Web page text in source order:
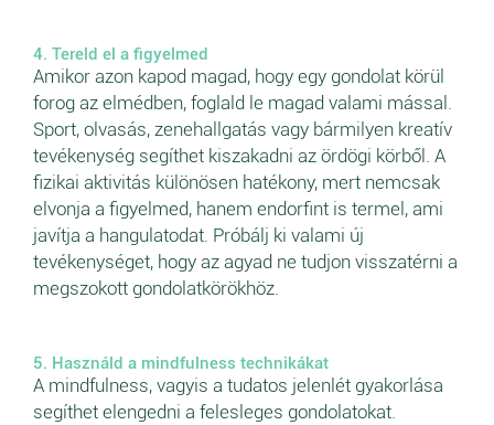
4. Tereld el a figyelmed
Amikor azon kapod magad, hogy egy gondolat körül
forog az elmédben, foglald le magad valami mással.
Sport, olvasás, zenehallgatás vagy bármilyen kreatív
tevékenység segíthet kiszakadni az ördögi körből. A
fizikai aktivitás különösen hatékony, mert nemcsak
elvonja a figyelmed, hanem endorfint is termel, ami
javítja a hangulatodat. Próbálj ki valami új
tevékenységet, hogy az agyad ne tudjon visszatérni a
megszokott gondolatkörökhöz.
5. Használd a mindfulness technikákat
A mindfulness, vagyis a tudatos jelenlét gyakorlása
segíthet elengedni a felesleges gondolatokat.